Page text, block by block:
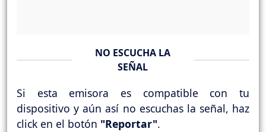
NO ESCUCHA LA
SEÑAL
Si esta emisora es compatible con tu
dispositivo y aún así no escuchas la señal, haz
click en el botón "Reportar".